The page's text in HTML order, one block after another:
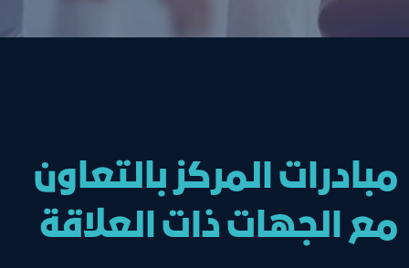
مبادرات المركز بالتعاون
مع الجهات ذات العلاقة